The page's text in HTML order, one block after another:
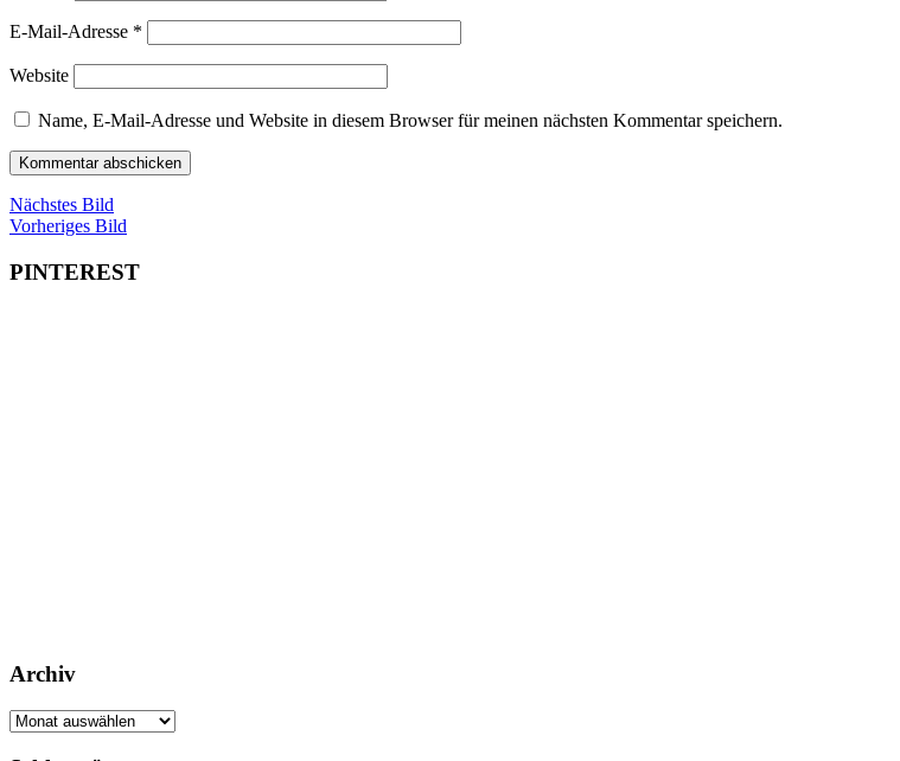
E-Mail-Adresse *
Website
Name, E-Mail-Adresse und Website in diesem Browser für meinen nächsten Kommentar speichern.
Nächstes Bild
Vorheriges Bild
PINTEREST
Archiv
Archiv